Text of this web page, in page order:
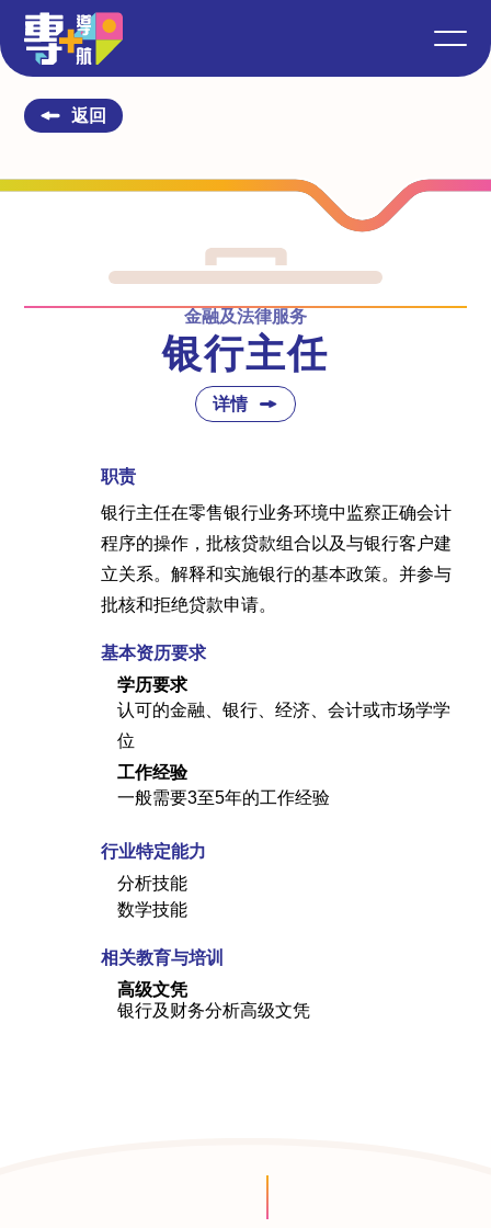
返回
金融及法律服务
银行主任
详情
职责
银行主任在零售银行业务环境中监察正确会计
程序的操作，批核贷款组合以及与银行客户建
立关系。解释和实施银行的基本政策。并参与
批核和拒绝贷款申请。
基本资历要求
学历要求
认可的金融、银行、经济、会计或市场学学
位
工作经验
一般需要3至5年的工作经验
行业特定能力
分析技能
数学技能
相关教育与培训
高级文凭
银行及财务分析高级文凭